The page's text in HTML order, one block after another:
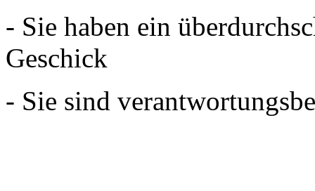
- Sie haben ein
Geschick
- Sie sind